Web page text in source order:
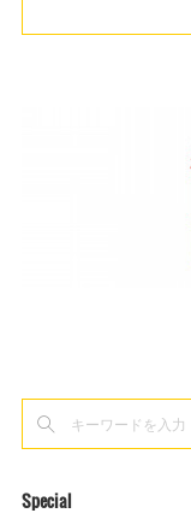
Special